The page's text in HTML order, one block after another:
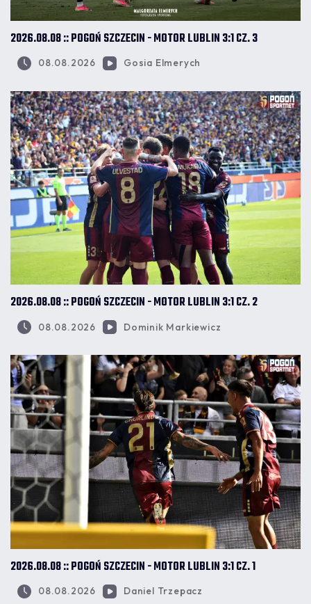
2026.08.08 :: POGOŃ SZCZECIN - MOTOR LUBLIN 3:1 CZ. 3
08.08.2026 Gosia Elmerych
2026.08.08 :: POGOŃ SZCZECIN - MOTOR LUBLIN 3:1 CZ. 2
08.08.2026 Dominik Markiewicz
2026.08.08 :: POGOŃ SZCZECIN - MOTOR LUBLIN 3:1 CZ. 1
08.08.2026 Daniel Trzepacz